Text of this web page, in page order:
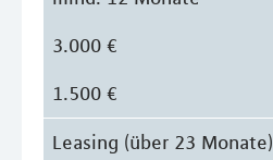
3.000 €
1.500 €
Leasing (über 23 Monate)